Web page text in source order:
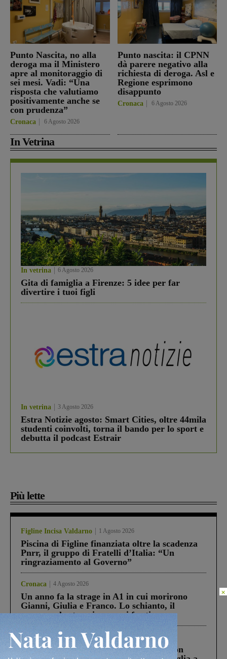
Punto Nascita, no alla
deroga ma il Ministero
apre al monitoraggio di
sei mesi. Vadi: “Una
risposta che valutiamo
positivamente anche se
con prudenza”
Cronaca 6 Agosto 2026
Punto nascita: il CPNN
dà parere negativo alla
richiesta di deroga. Asl e
Regione esprimono
disappunto
Cronaca 6 Agosto 2026
In Vetrina
In vetrina 6 Agosto 2026
Gita di famiglia a Firenze: 5 idee per far
divertire i tuoi figli
In vetrina 3 Agosto 2026
Estra Notizie agosto: Smart Cities, oltre 44mila
studenti coinvolti, torna il bando per lo sport e
debutta il podcast Estrair
Più lette
Figline Incisa Valdarno 1 Agosto 2026
Piscina di Figline finanziata oltre la scadenza
Pnrr, il gruppo di Fratelli d’Italia: “Un
ringraziamento al Governo”
Cronaca 4 Agosto 2026
Un anno fa la strage in A1 in cui morirono
Gianni, Giulia e Franco. Lo schianto, il
processo, lo stop ai sorpassi fra tir....
Cronaca 3 Agosto 2026
Scomparso da una struttura di Castiglion
×